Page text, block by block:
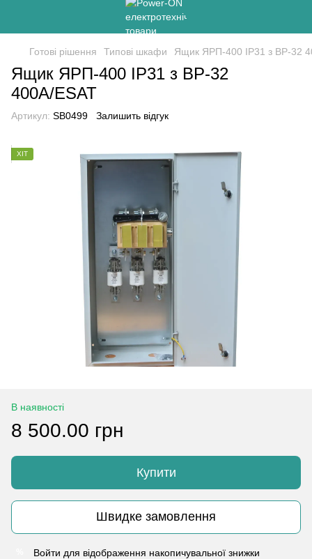
Готові рішення Типові шкафи Ящик ЯРП-400 IP31 з ВР-32
Ящик ЯРП-400 IP31 з ВР-32
400А/ESAT
Артикул: SB0499 Залишить відгук
ХІТ
В наявності
8 500.00 грн
Купити
Швидке замовлення
Войти для відображення накопичувальної знижки